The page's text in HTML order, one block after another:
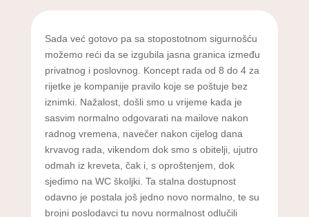
Sada već gotovo pa sa stopostotnom sigurnošću
možemo reći da se izgubila jasna granica između
privatnog i poslovnog. Koncept rada od 8 do 4 za
rijetke je kompanije pravilo koje se poštuje bez
iznimki. Nažalost, došli smo u vrijeme kada je
sasvim normalno odgovarati na mailove nakon
radnog vremena, navečer nakon cijelog dana
krvavog rada, vikendom dok smo s obitelji, ujutro
odmah iz kreveta, čak i, s oproštenjem, dok
sjedimo na WC školjki. Ta stalna dostupnost
odavno je postala još jedno novo normalno, te su
brojni poslodavci tu novu normalnost odlučili